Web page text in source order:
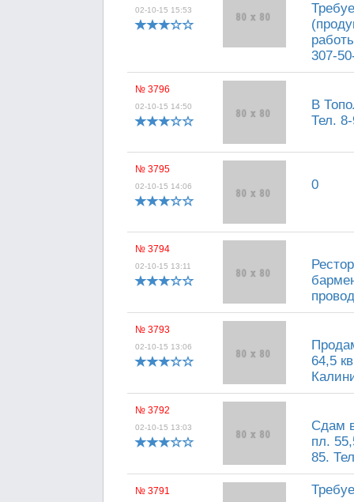
02-10-15 15:53
307-
№ 3796
02-10-15 14:50
В
Тел.
№ 3795
02-10-15 14:06 0
№ 3794
02-10-15 13:11
№ 3793
02-10-15 13:06
64,5
№ 3792
02-10-15 13:03
Сдам
пл.
85.
№ 3791